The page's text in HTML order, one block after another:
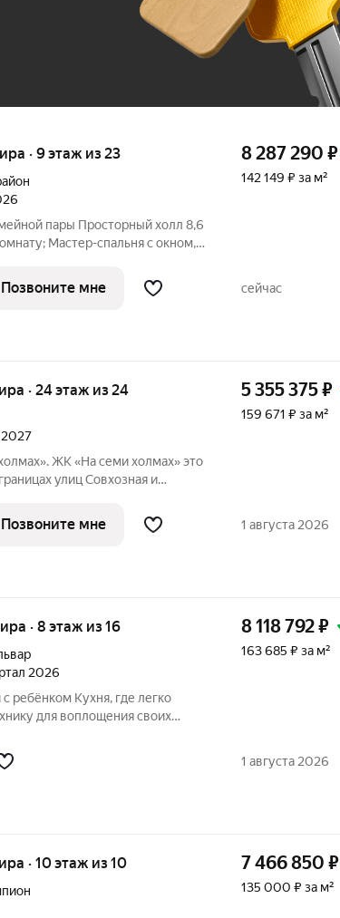
· 9 этаж из 23
холл 8,6
с окном,
Классическая
8 287 290 ₽
142 149 ₽ за м²
Позвоните мне сейчас
· 24 этаж из 24
2027
ЖК «На семи холмах» это
улиц Совхозная и
для жизни, работы и отдыха.
5 355 375₽
159 671 ₽ за м²
Позвоните мне 1 августа 2026
· 8 этаж из 16
2026
ребёнком Кухня, где легко
для воплощения своих
Широкая лоджая станет
8 118 792₽
163 685 ₽ за м²
1 августа 2026
· 10 этаж из 10 7 466 850 ₽
135 000 ₽ за м²